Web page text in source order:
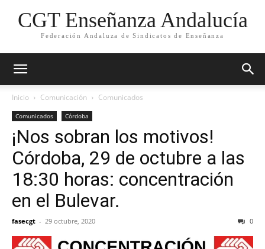
CGT Enseñanza Andalucía
Federación Andaluza de Sindicatos de Enseñanza
Inicio Comunicación Comunicados
Comunicados Córdoba
¡Nos sobran los motivos!
Córdoba, 29 de octubre a las
18:30 horas: concentración
en el Bulevar.
fasecgt - 29 octubre, 2020 0